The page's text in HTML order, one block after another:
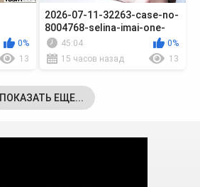
0%
13
2026-07-11-32263-case-no-
8004768-selina-imai-one-
thief-vs_720
45:04
0%
15 часов назад
13
ПОКАЗАТЬ ЕЩЕ...